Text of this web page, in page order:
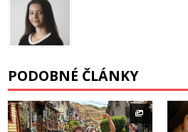
PODOBNÉ ČLÁNKY